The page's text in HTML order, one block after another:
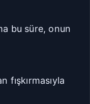
bu süre, onun
fışkırmasıyla